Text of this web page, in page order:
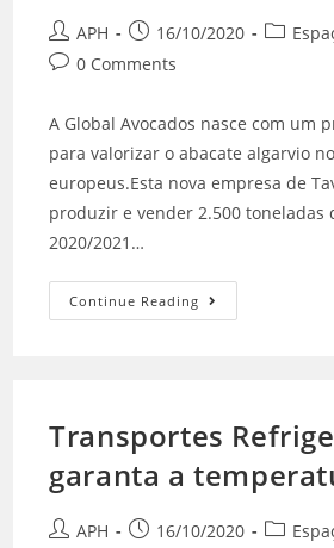
APH 16/10/2020
0 Comments
A Global Avocados nasce com um
para valorizar o abacate algarvio
europeus.Esta nova empresa de
produzir e vender 2.500 toneladas
2020/2021…
Continue Reading
Transportes
garanta a
APH 16/10/2020